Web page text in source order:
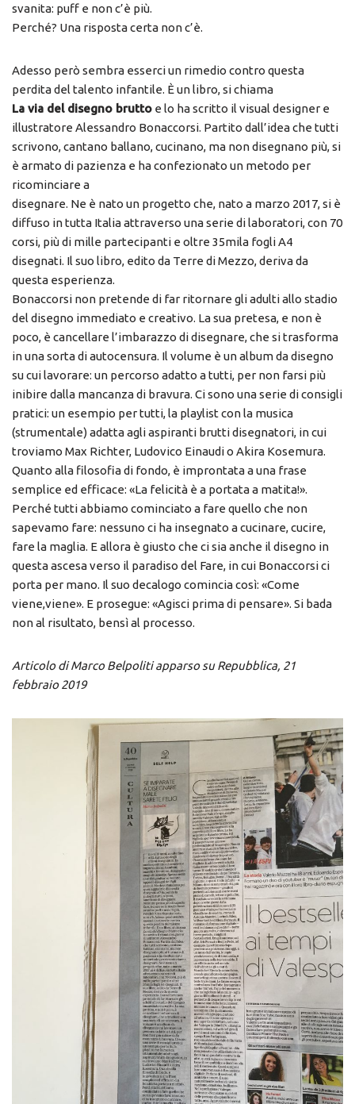
svanita: puff e non c’è più.
Perché? Una risposta certa non c’è.
Adesso però sembra esserci un rimedio contro questa
perdita del talento infantile. È un libro, si chiama
La via del disegno brutto e lo ha scritto il visual designer e
illustratore Alessandro Bonaccorsi. Partito dall’idea che tutti
scrivono, cantano ballano, cucinano, ma non disegnano più, si
è armato di pazienza e ha confezionato un metodo per
ricominciare a
disegnare. Ne è nato un progetto che, nato a marzo 2017, si è
diffuso in tutta Italia attraverso una serie di laboratori, con 70
corsi, più di mille partecipanti e oltre 35mila fogli A4
disegnati. Il suo libro, edito da Terre di Mezzo, deriva da
questa esperienza.
Bonaccorsi non pretende di far ritornare gli adulti allo stadio
del disegno immediato e creativo. La sua pretesa, e non è
poco, è cancellare l’imbarazzo di disegnare, che si trasforma
in una sorta di autocensura. Il volume è un album da disegno
su cui lavorare: un percorso adatto a tutti, per non farsi più
inibire dalla mancanza di bravura. Ci sono una serie di consigli
pratici: un esempio per tutti, la playlist con la musica
(strumentale) adatta agli aspiranti brutti disegnatori, in cui
troviamo Max Richter, Ludovico Einaudi o Akira Kosemura.
Quanto alla filosofia di fondo, è improntata a una frase
semplice ed efficace: «La felicità è a portata a matita!».
Perché tutti abbiamo cominciato a fare quello che non
sapevamo fare: nessuno ci ha insegnato a cucinare, cucire,
fare la maglia. E allora è giusto che ci sia anche il disegno in
questa ascesa verso il paradiso del Fare, in cui Bonaccorsi ci
porta per mano. Il suo decalogo comincia così: «Come
viene,viene». E prosegue: «Agisci prima di pensare». Si bada
non al risultato, bensì al processo.
Articolo di Marco Belpoliti apparso su Repubblica, 21
febbraio 2019